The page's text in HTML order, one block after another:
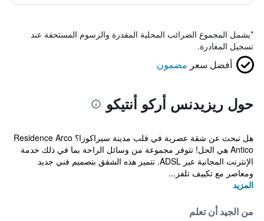
*يشمل المجموع الضرائب المحلية المقدرة والرسوم المستحقة عند
تسجيل المغادرة.
أفضل سعر مضمون
حول ريزيدنس أركو أنتيكو
هل تبحث عن شقة عصرية في قلب مدينة سيراكوزا؟ Residence Arco
Antico هي الحل! تتوفر مجموعة من وسائل الراحة بما في ذلك خدمة
الإنترنت المجانية عبر ADSL. تتميز هذه الشقق بتصميم فني جديد
ومعاصر مع تكييف تلفز...
المزيد
من الجيد أن تعلم